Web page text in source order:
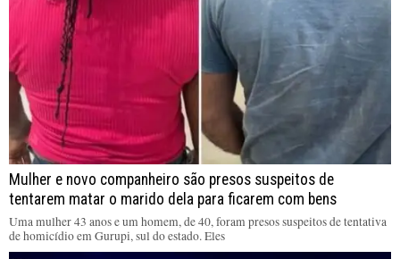
Mulher e novo companheiro são presos suspeitos de
tentarem matar o marido dela para ficarem com bens
Uma mulher 43 anos e um homem, de 40, foram presos suspeitos de tentativa
de homicídio em Gurupi, sul do estado. Eles